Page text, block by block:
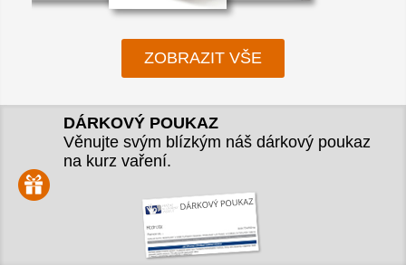
ZOBRAZIT VŠE
DÁRKOVÝ POUKAZ
Věnujte svým blízkým náš dárkový poukaz
na kurz vaření.